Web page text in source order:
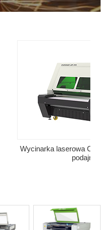
z automatycznym